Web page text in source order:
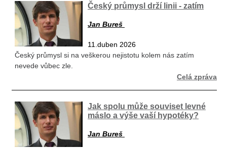
Český průmysl drží linii - zatím
Jan Bureš
11.duben 2026
Český průmysl si na veškerou nejistotu kolem nás zatím
nevede vůbec zle.
Celá zpráva
Jak spolu může souviset levné
máslo a výše vaší hypotéky?
Jan Bureš